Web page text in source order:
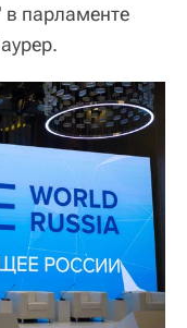
парламенте